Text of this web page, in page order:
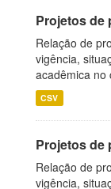
Projetos de
Relação de
vigência,
acadêmica no
CSV
Projetos de
Relação de
vigência,